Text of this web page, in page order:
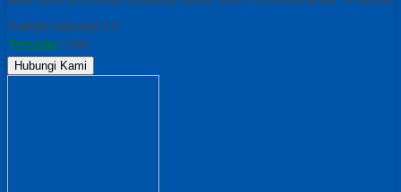
*Harga Hubungi CS
Tersedia / 086
Hubungi Kami